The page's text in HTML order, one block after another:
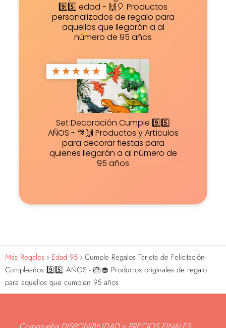
9️⃣5️⃣ edad - 🙌🎈 Productos
personalizados de regalo para
aquellos que llegarán a al
número de 95 años
★★★★★
Set Decoración Cumple 9️⃣5️⃣
AÑOS - 🎊🙌 Productos y Artículos
para decorar fiestas para
quienes llegarán a al número de
95 años
Más Regalos Edad 95
Cumple Regalos Tarjeta de Felicitación
Cumpleaños 9️⃣5️⃣ AÑOS - 🎂🧁 Productos originales de regalo
para aquellos que cumplen 95 años